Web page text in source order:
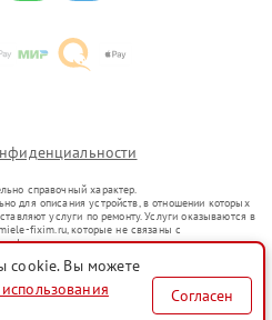
справочный характер.
для описания устройств, в отношении которых
услуги по ремонту. Услуги оказываются в
fixim.ru, которые не связаны с
официальными представителями.
в гражданский оборот в соответствии
цели индивидуализации услуг или введения
о предоставляемых услугах по
cookie. Вы можете
Согласен